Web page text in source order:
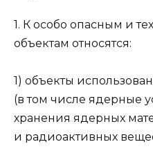
1. К особо опасным и
объектам относятся:
1) объекты
(в том числе ядерные
хранения ядерных
и радиоактивных